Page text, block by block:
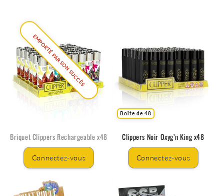
EMPORTÉ PAR SON SUCCÈS
Briquet Clippers Rechargeable x48
Connectez-vous
Boîte de 48
Clippers Noir Oxyg’n King x48
Connectez-vous